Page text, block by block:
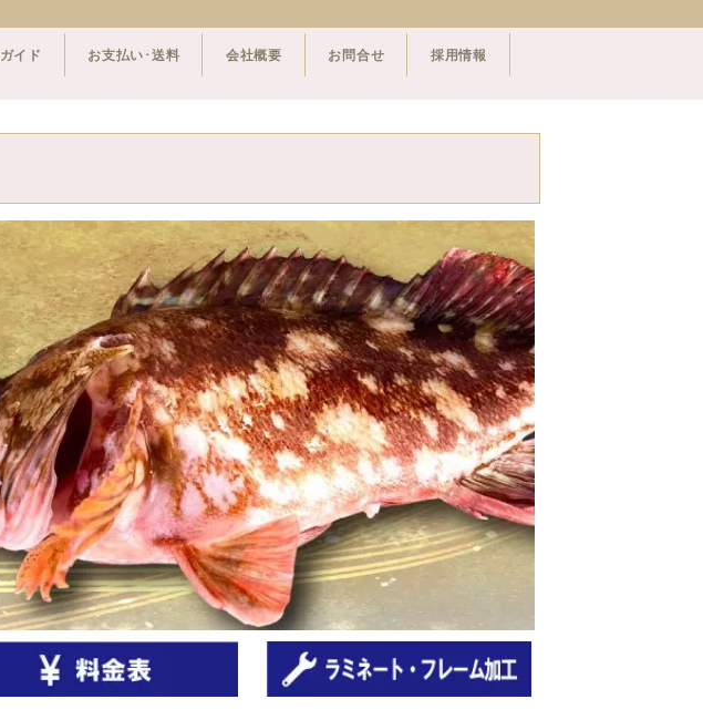
イド お支払い･送料 会社概要 お問合せ 採用情報